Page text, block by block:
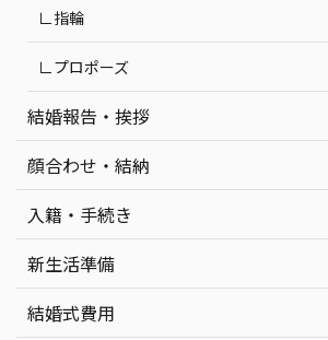
∟指輪
∟プロポーズ
結婚報告・挨拶
顔合わせ・結納
入籍・手続き
新生活準備
結婚式費用